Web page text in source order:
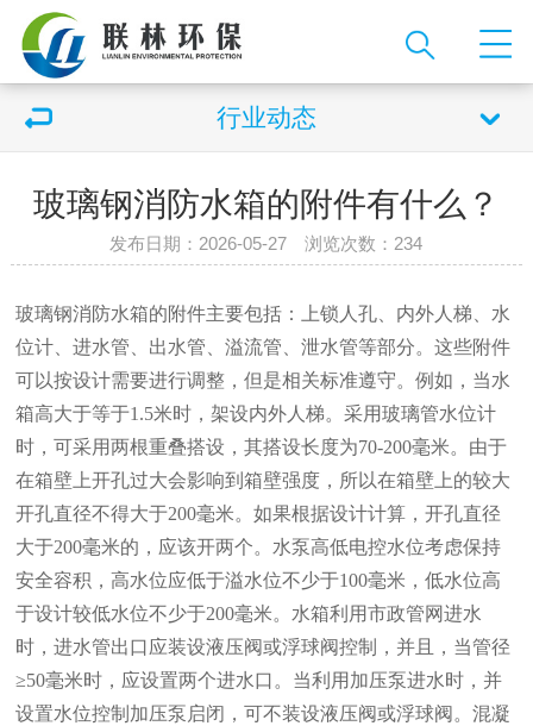
行业动态
玻璃钢消防水箱的附件有什么？
发布日期：2026-05-27 浏览次数：234
玻璃钢消防水箱的附件主要包括：上锁人孔、内外人梯、水
位计、进水管、出水管、溢流管、泄水管等部分。这些附件
可以按设计需要进行调整，但是相关标准遵守。例如，当水
箱高大于等于1.5米时，架设内外人梯。采用玻璃管水位计
时，可采用两根重叠搭设，其搭设长度为70-200毫米。由于
在箱壁上开孔过大会影响到箱壁强度，所以在箱壁上的较大
开孔直径不得大于200毫米。如果根据设计计算，开孔直径
大于200毫米的，应该开两个。水泵高低电控水位考虑保持
安全容积，高水位应低于溢水位不少于100毫米，低水位高
于设计较低水位不少于200毫米。水箱利用市政管网进水
时，进水管出口应装设液压阀或浮球阀控制，并且，当管径
≥50毫米时，应设置两个进水口。当利用加压泵进水时，并
设置水位控制加压泵启闭，可不装设液压阀或浮球阀。混凝